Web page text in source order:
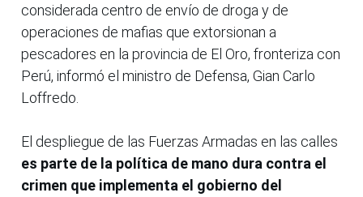
considerada centro de envío de droga y de
operaciones de mafias que extorsionan a
pescadores en la provincia de El Oro, fronteriza con
Perú, informó el ministro de Defensa, Gian Carlo
Loffredo.
El despliegue de las Fuerzas Armadas en las calles
es parte de la política de mano dura contra el
crimen que implementa el gobierno del